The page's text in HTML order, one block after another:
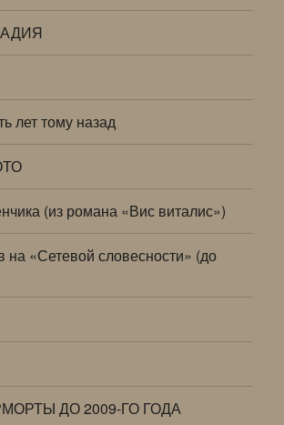
лет тому назад
(из романа «Вис виталис»)
на «Сетевой словесности» (до
ДО 2009-ГО ГОДА